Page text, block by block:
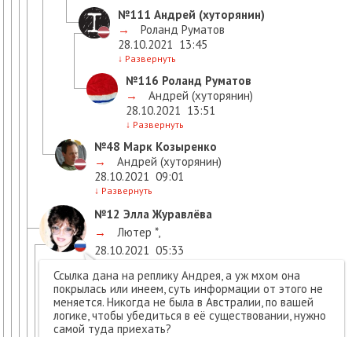
№111 Андрей (хуторянин)
→
Роланд Руматов
28.10.2021 13:45
↓ Развернуть
№116 Роланд Руматов
→
Андрей (хуторянин)
28.10.2021 13:51
↓ Развернуть
№48 Марк Козыренко
→
Андрей (хуторянин)
28.10.2021 09:01
↓ Развернуть
№12 Элла Журавлёва
→
Лютер *,
28.10.2021 05:33
Ссылка дана на реплику Андрея, а уж мхом она
покрылась или инеем, суть информации от этого не
меняется. Никогда не была в Австралии, по вашей
логике, чтобы убедиться в её существовании, нужно
самой туда приехать?